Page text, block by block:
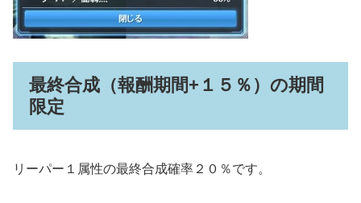
最終合成（報酬期間+１５％）の期間
限定
リーパー１属性の最終合成確率２０％です。